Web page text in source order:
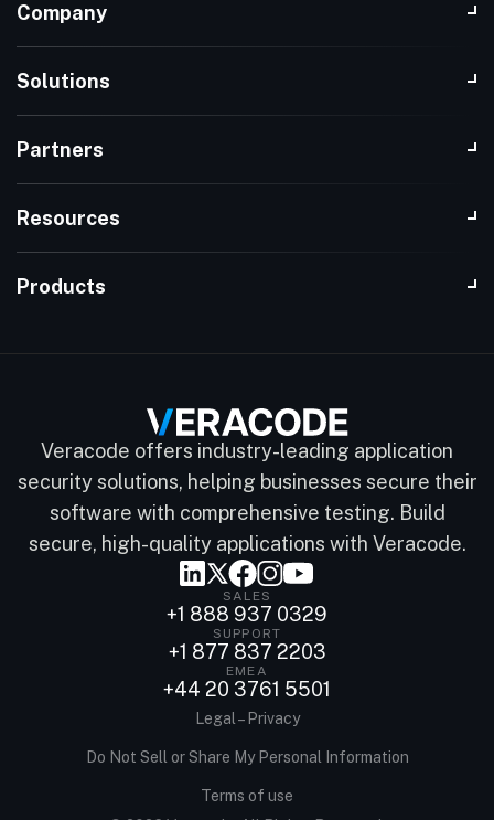
Company
Solutions
Partners
Resources
Products
Veracode offers industry-leading application
security solutions, helping businesses secure their
software with comprehensive testing. Build
secure, high-quality applications with Veracode.
SALES
+1 888 937 0329
SUPPORT
+1 877 837 2203
EMEA
+44 20 3761 5501
Legal – Privacy
Do Not Sell or Share My Personal Information
Terms of use